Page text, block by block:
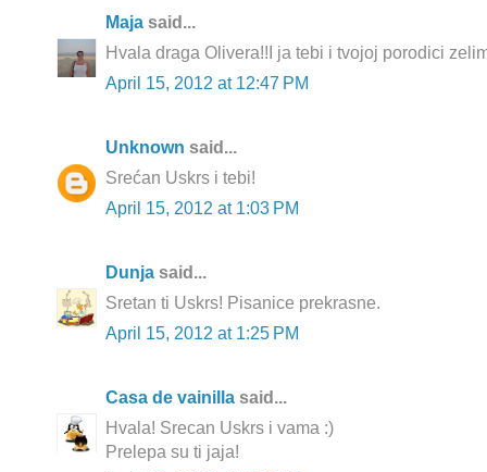
Maja said...
Hvala draga Olivera!!I ja tebi i tvojoj porodici
April 15, 2012 at 12:47 PM
Unknown said...
Srećan Uskrs i tebi!
April 15, 2012 at 1:03 PM
Dunja said...
Sretan ti Uskrs! Pisanice prekrasne.
April 15, 2012 at 1:25 PM
Casa de vainilla said...
Hvala! Srecan Uskrs i vama :)
Prelepa su ti jaja!